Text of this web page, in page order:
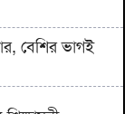
বেশির ভাগই